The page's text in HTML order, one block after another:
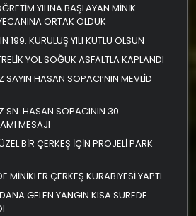
YILINA BAŞLAYAN MİNİK
ORTAK OLDUK
199. KURULUŞ YILI KUTLU OLSUN
YOL SOĞUK ASFALTLA KAPLANDI
SAYIN HASAN SOPACI’NIN MEVLİD
SN. HASAN SOPACININ 30
MESAJI
BİR ÇERKEŞ İÇİN PROJELİ PARK
MİNİKLER ÇERKEŞ KURABİYESİ YAPTI
GELEN YANGIN KISA SÜREDE